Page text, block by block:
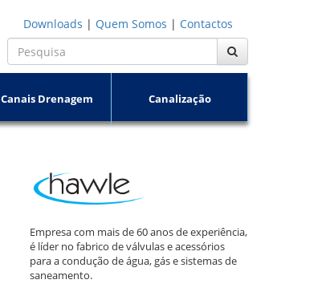
Downloads | Quem Somos | Contactos
Canais Drenagem Canalização
Empresa com mais de 60 anos de experiência,
é líder no fabrico de válvulas e acessórios
para a condução de água, gás e sistemas de
saneamento.